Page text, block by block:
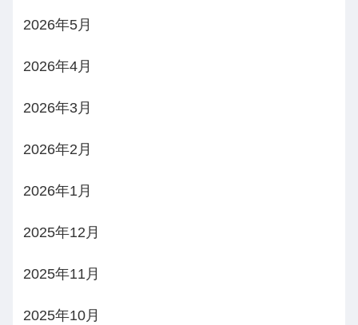
2026年5月
2026年4月
2026年3月
2026年2月
2026年1月
2025年12月
2025年11月
2025年10月